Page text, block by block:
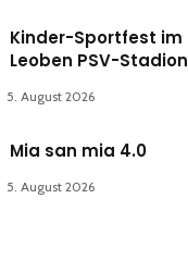
Kinder-Sportfest im
Leoben PSV-Stadion
5. August 2026
Mia san mia 4.0
5. August 2026